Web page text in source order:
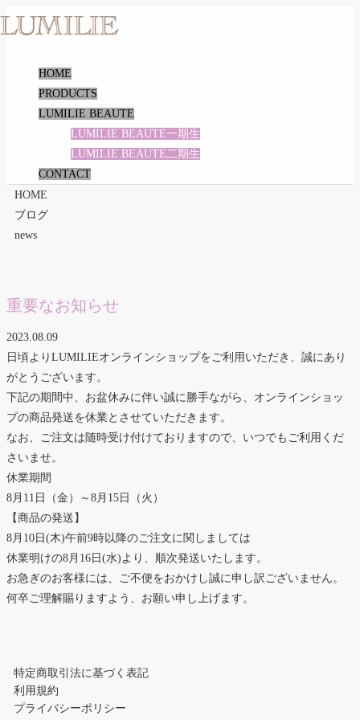
HOME
PRODUCTS
LUMILIE BEAUTE
LUMILIE BEAUTE一期生
LUMILIE BEAUTE二期生
CONTACT
HOME
ブログ
news
重要なお知らせ
2023.08.09
日頃よりLUMILIEオンラインショップをご利用いただき、誠にあり
がとうございます。
下記の期間中、お盆休みに伴い誠に勝手ながら、オンラインショッ
プの商品発送を休業とさせていただきます。
なお、ご注文は随時受け付けておりますので、いつでもご利用くだ
さいませ。
休業期間
8月11日（金）～8月15日（火）
【商品の発送】
8月10日(木)午前9時以降のご注文に関しましては
休業明けの8月16日(水)より、順次発送いたします。
お急ぎのお客様には、ご不便をおかけし誠に申し訳ございません。
何卒ご理解賜りますよう、お願い申し上げます。
特定商取引法に基づく表記
利用規約
プライバシーポリシー